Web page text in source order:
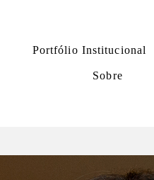
Portfólio Institucional
Sobre